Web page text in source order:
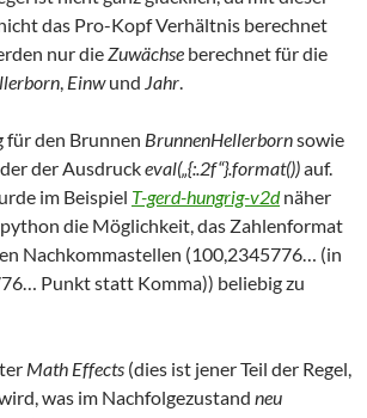
das Pro-Kopf Verhältnis berechnet
nur dieZuwächse berechnet für die
, Einwund Jahr.
für den Brunnen BrunnenHellerbornsowie
der Ausdruckeval(„{:.2f“}.format())auf.
im Beispiel T-gerd-hungrig-v2dnäher
die Möglichkeit, das Zahlenformat
Nachkommastellen (100,2345776… (in
Punkt statt Komma)) beliebig zu
Math Effects (dies ist jener Teil der Regel,
was im Nachfolgezustand neu